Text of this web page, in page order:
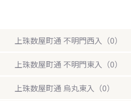
上珠数屋町通 不明門西入（0）
上珠数屋町通 不明門東入（0）
上珠数屋町通 烏丸東入（0）